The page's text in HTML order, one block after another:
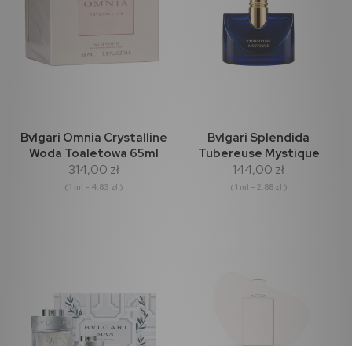
Bvlgari Omnia Crystalline
Woda Toaletowa 65ml
314,00 zł
( 1 ml = 4,83 zł )
Bvlgari Splendida
Tubereuse Mystique
Woda Perfumowana 50ml
(outlet)
144,00 zł
( 1 ml = 2,88 zł )